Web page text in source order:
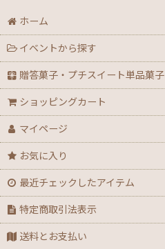
ホーム
イベントから探す
贈答菓子・プチスイート単品菓子
ショッピングカート
マイページ
お気に入り
最近チェックしたアイテム
特定商取引法表示
送料とお支払い